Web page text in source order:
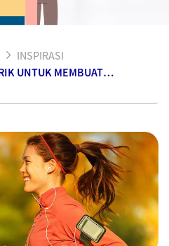
INSPIRASI
7 APLIKASI MENARIK UNTUK MEMBUAT AKTIVITAS LARI ANDA LEBIH SERU